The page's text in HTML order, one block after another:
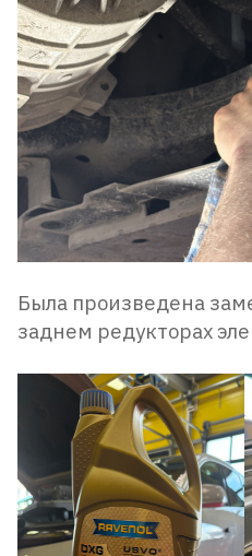
Была произведена
заднем редукторах